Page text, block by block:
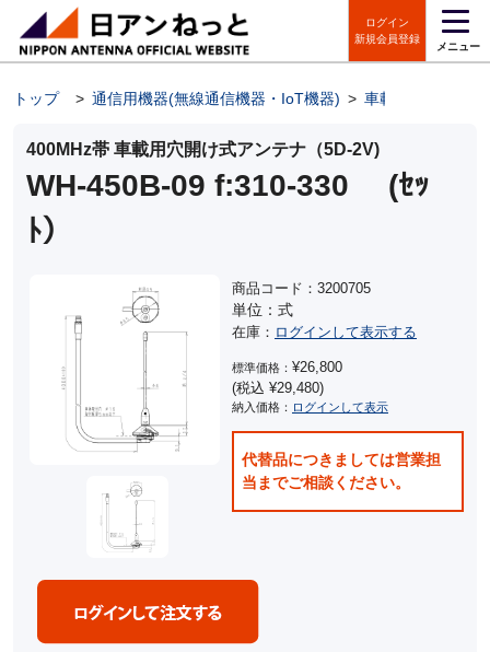
ログイン
新規会員登録
メニュー
トップ > 通信用機器(無線通信機器・IoT機器) > 車載用 アンテナ
400MHz帯 車載用穴開け式アンテナ（5D-2V)
WH-450B-09 f:310-330 (ｾｯ
ﾄ）
商品コード：3200705
単位：式
在庫： ログインして表示する
標準価格： ¥26,800
(税込 ¥29,480)
納入価格： ログインして表示